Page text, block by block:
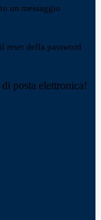
un messaggio
reset della password
posta elettronica!